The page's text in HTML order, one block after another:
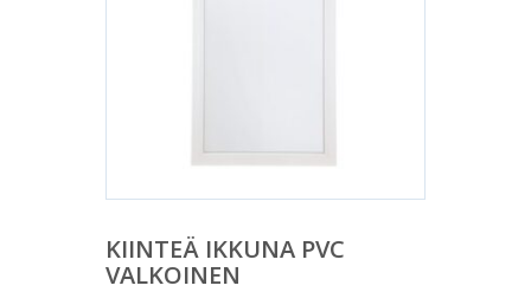
KIINTEÄ IKKUNA PVC
VALKOINEN